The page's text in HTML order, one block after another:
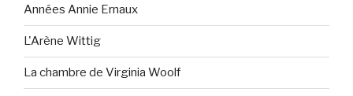
Années Annie Ernaux
L'Arène Wittig
La chambre de Virginia Woolf